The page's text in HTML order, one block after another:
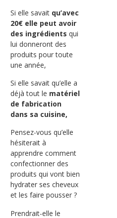
Si elle savait qu’avec
20€ elle peut avoir
des ingrédients qui
lui donneront des
produits pour toute
une année,
Si elle savait qu’elle a
déjà tout le matériel
de fabrication
dans sa cuisine,
Pensez-vous qu’elle
hésiterait à
apprendre comment
confectionner des
produits qui vont bien
hydrater ses cheveux
et les faire pousser ?
Prendrait-elle le